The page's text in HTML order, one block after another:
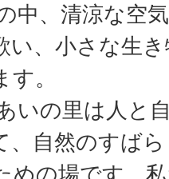
中、清涼な空
い、小さな生
。
いの里は人と
、自然のすば